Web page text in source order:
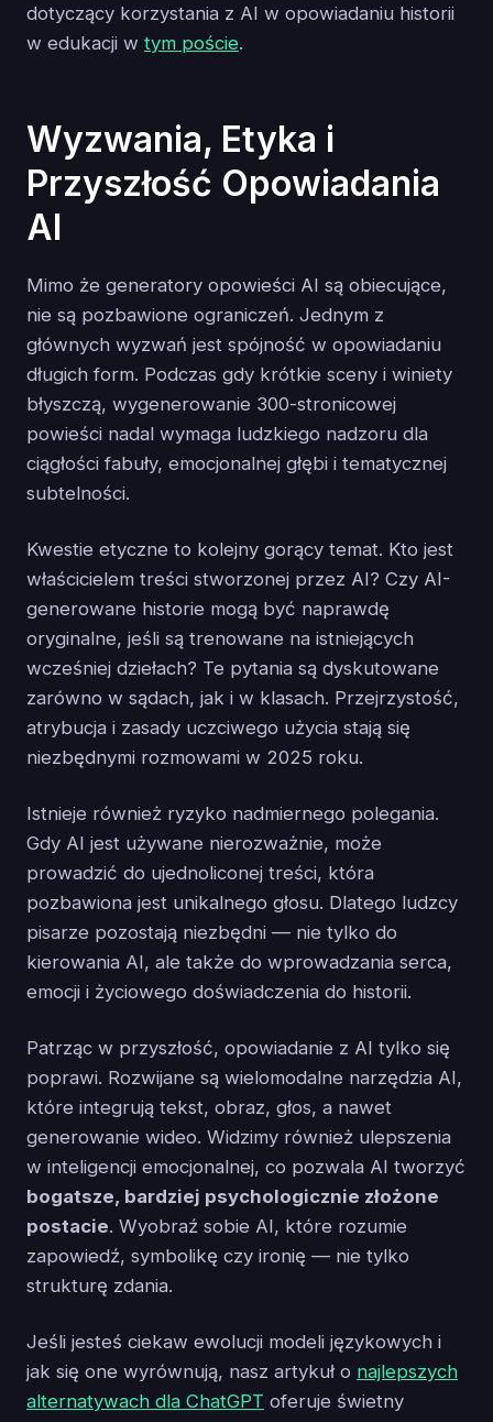
dotyczący korzystania z AI w opowiadaniu historii
w edukacji w tym poście.
Wyzwania, Etyka i
Przyszłość Opowiadania
AI
Mimo że generatory opowieści AI są obiecujące,
nie są pozbawione ograniczeń. Jednym z
głównych wyzwań jest spójność w opowiadaniu
długich form. Podczas gdy krótkie sceny i winiety
błyszczą, wygenerowanie 300-stronicowej
powieści nadal wymaga ludzkiego nadzoru dla
ciągłości fabuły, emocjonalnej głębi i tematycznej
subtelności.
Kwestie etyczne to kolejny gorący temat. Kto jest
właścicielem treści stworzonej przez AI? Czy AI-
generowane historie mogą być naprawdę
oryginalne, jeśli są trenowane na istniejących
wcześniej dziełach? Te pytania są dyskutowane
zarówno w sądach, jak i w klasach. Przejrzystość,
atrybucja i zasady uczciwego użycia stają się
niezbędnymi rozmowami w 2025 roku.
Istnieje również ryzyko nadmiernego polegania.
Gdy AI jest używane nierozważnie, może
prowadzić do ujednoliconej treści, która
pozbawiona jest unikalnego głosu. Dlatego ludzcy
pisarze pozostają niezbędni — nie tylko do
kierowania AI, ale także do wprowadzania serca,
emocji i życiowego doświadczenia do historii.
Patrząc w przyszłość, opowiadanie z AI tylko się
poprawi. Rozwijane są wielomodalne narzędzia AI,
które integrują tekst, obraz, głos, a nawet
generowanie wideo. Widzimy również ulepszenia
w inteligencji emocjonalnej, co pozwala AI tworzyć
bogatsze, bardziej psychologicznie złożone
postacie. Wyobraź sobie AI, które rozumie
zapowiedź, symbolikę czy ironię — nie tylko
strukturę zdania.
Jeśli jesteś ciekaw ewolucji modeli językowych i
jak się one wyrównują, nasz artykuł o najlepszych
alternatywach dla ChatGPT oferuje świetny